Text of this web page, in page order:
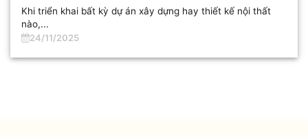
Khi triển khai bất kỳ dự án xây dựng hay thiết kế nội thất
nào,...
24/11/2025